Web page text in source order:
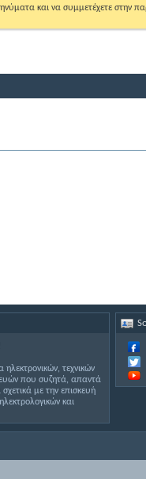
και να συμμετέχετε στην
ηλεκτρονικών, τεχνικών
που συζητά, απαντά
με την επισκευή
και